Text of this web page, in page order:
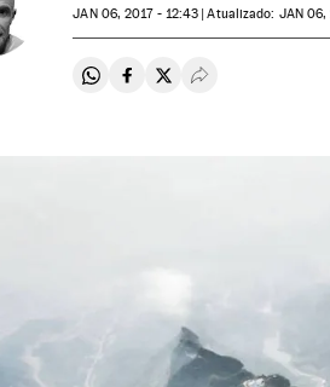
JAN06, 2017 - 12:43 atualizado: JAN06,
Compartir en Whatsapp
Compartir en Facebook
Compartir en Twitter
Desplegar